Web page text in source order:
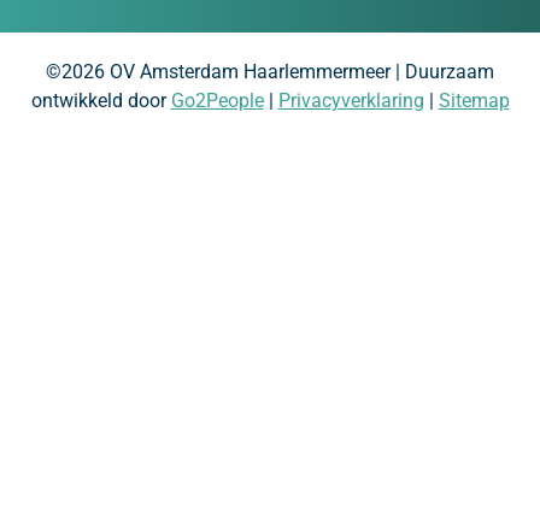
©2026 OV Amsterdam Haarlemmermeer | Duurzaam
ontwikkeld door Go2People| Privacyverklaring | Sitemap